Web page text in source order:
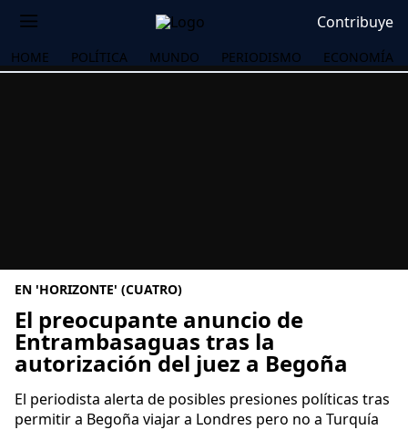
Contribuye
HOME POLÍTICA MUNDO PERIODISMO ECONOMÍA
EN 'HORIZONTE' (CUATRO)
El preocupante anuncio de
Entrambasaguas tras la
autorización del juez a Begoña
El periodista alerta de posibles presiones políticas tras
permitir a Begoña viajar a Londres pero no a Turquía